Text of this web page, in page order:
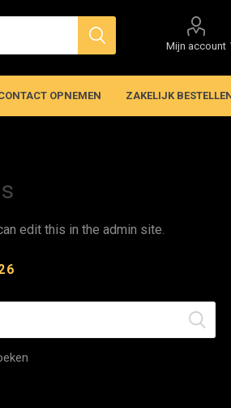
Mijn account
OPNEMEN ZAKELIJK
edit this in the admin site.